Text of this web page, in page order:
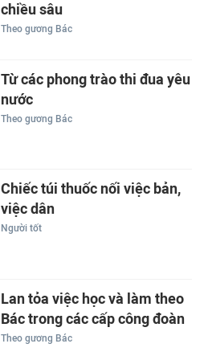
chiều sâu
Theo gương Bác
Từ các phong trào thi đua yêu
nước
Theo gương Bác
Chiếc túi thuốc nối việc bản,
việc dân
Người tốt
Lan tỏa việc học và làm theo
Bác trong các cấp công đoàn
Theo gương Bác